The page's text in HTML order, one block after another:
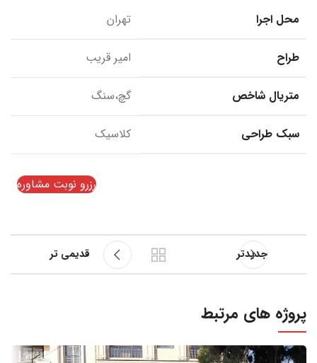
محل اجرا تهران
طراح امیر قریب
متریال شاخص گچ،سنگ
سبک طراحی کلاسیک
رزرو نوبت مشاوره
جدیدتر قدیمی تر
پروژه های مرتبط